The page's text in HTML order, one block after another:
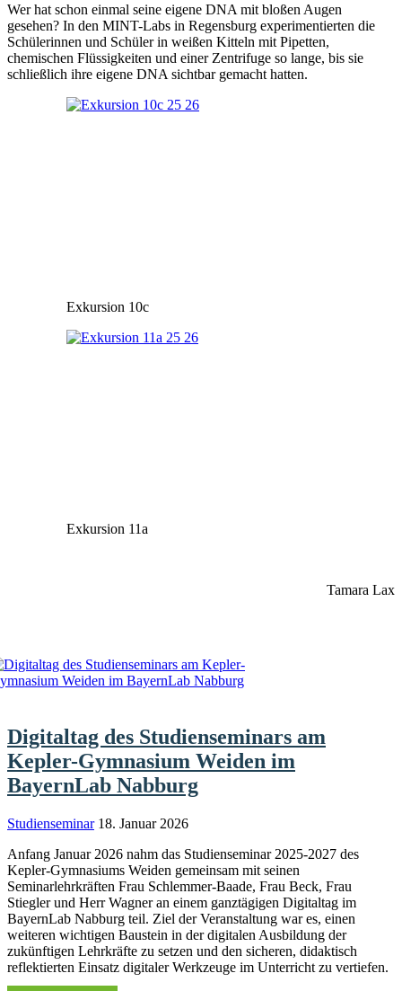
Wer hat schon einmal seine eigene DNA mit bloßen Augen
gesehen? In den MINT-Labs in Regensburg experimentierten die
Schülerinnen und Schüler in weißen Kitteln mit Pipetten,
chemischen Flüssigkeiten und einer Zentrifuge so lange, bis sie
schließlich ihre eigene DNA sichtbar gemacht hatten.
Exkursion 10c
Exkursion 11a
Tamara Lax
Digitaltag des Studienseminars am
Kepler-Gymnasium Weiden im
BayernLab Nabburg
Studienseminar 18. Januar 2026
Anfang Januar 2026 nahm das Studienseminar 2025-2027 des
Kepler-Gymnasiums Weiden gemeinsam mit seinen
Seminarlehrkräften Frau Schlemmer-Baade, Frau Beck, Frau
Stiegler und Herr Wagner an einem ganztägigen Digitaltag im
BayernLab Nabburg teil. Ziel der Veranstaltung war es, einen
weiteren wichtigen Baustein in der digitalen Ausbildung der
zukünftigen Lehrkräfte zu setzen und den sicheren, didaktisch
reflektierten Einsatz digitaler Werkzeuge im Unterricht zu vertiefen.